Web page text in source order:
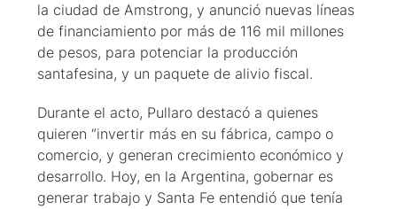
la ciudad de Amstrong, y anunció nuevas líneas
de financiamiento por más de 116 mil millones
de pesos, para potenciar la producción
santafesina, y un paquete de alivio fiscal.
Durante el acto, Pullaro destacó a quienes
quieren “invertir más en su fábrica, campo o
comercio, y generan crecimiento económico y
desarrollo. Hoy, en la Argentina, gobernar es
generar trabajo y Santa Fe entendió que tenía